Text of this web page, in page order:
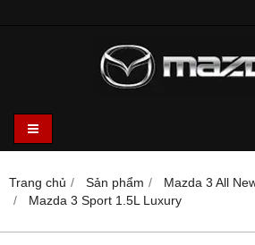
Trang chủ Sản phẩm
Mazda 3 All
Mazda 3 Sport 1.5L Luxury